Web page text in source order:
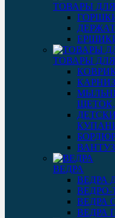
ТОВАРЫ
ТОВАРЫ
ВЕДРА
ВЕДРА
ВЕДРО-
ВЕДРА
ВЕДРА